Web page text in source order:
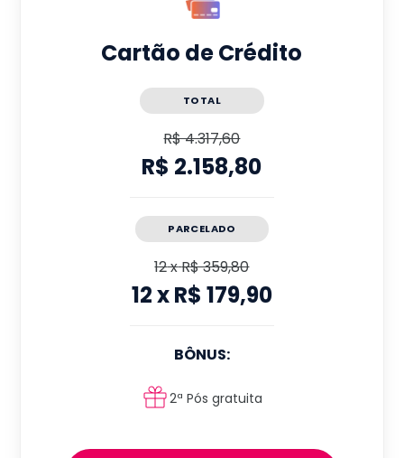
Cartão de Crédito
TOTAL
R$ 4.317,60
R$ 2.158,80
PARCELADO
12xR$ 359,80
12xR$ 179,90
BÔNUS:
2ª Pós gratuita